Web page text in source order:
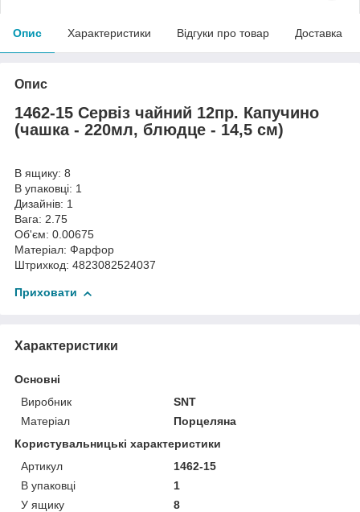
Опис Характеристики Відгуки про товар Доставка
Опис
1462-15 Сервіз чайний 12пр. Капучино
(чашка - 220мл, блюдце - 14,5 см)
В ящику: 8
В упаковці: 1
Дизайнів: 1
Вага: 2.75
Об'єм: 0.00675
Матеріал: Фарфор
Штрихкод: 4823082524037
Приховати
Характеристики
Основні
Виробник
SNT
Матеріал
Порцеляна
Користувальницькі характеристики
Артикул
1462-15
В упаковці
1
У ящику
8